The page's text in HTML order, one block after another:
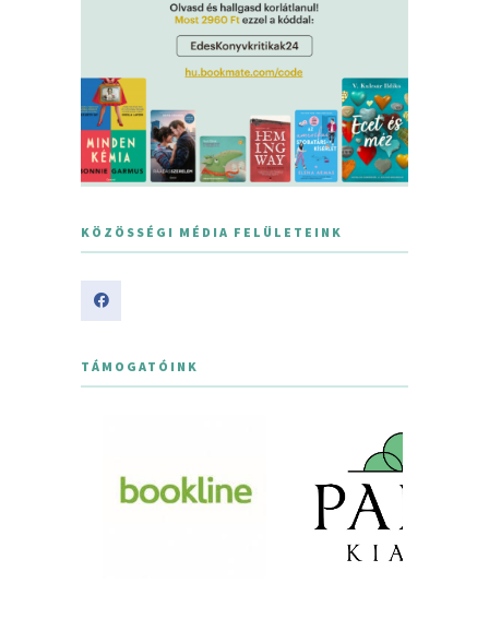
KÖZÖSSÉGI MÉDIA FELÜLETEINK
TÁMOGATÓINK